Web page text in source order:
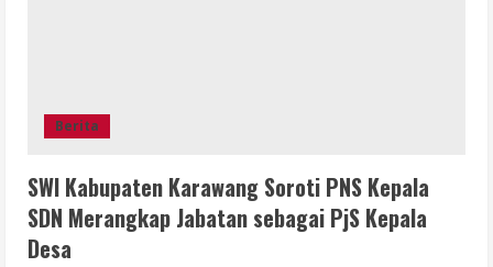
Berita
SWI Kabupaten Karawang Soroti PNS Kepala
SDN Merangkap Jabatan sebagai PjS Kepala
Desa